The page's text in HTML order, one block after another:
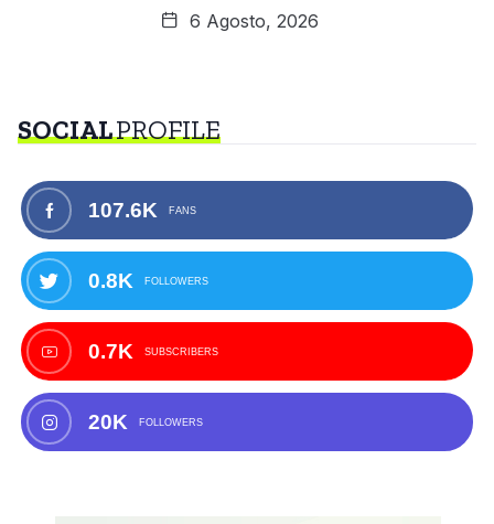
6 Agosto, 2026
SOCIALPROFILE
107.6K FANS
0.8K FOLLOWERS
0.7K SUBSCRIBERS
20K FOLLOWERS